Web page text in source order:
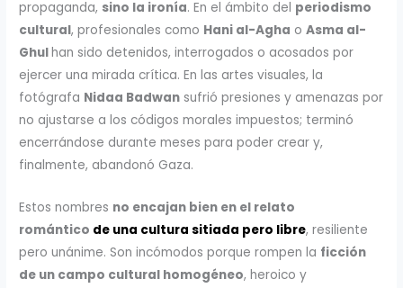
propaganda, sino la ironía. En el ámbito del periodismo
cultural, profesionales como Hani al-Agha oAsma al-
Ghulhan sido detenidos, interrogados o acosados por
ejercer una mirada crítica. En las artes visuales, la
fotógrafa Nidaa Badwan sufrió presiones y amenazas por
no ajustarse a los códigos morales impuestos; terminó
encerrándose durante meses para poder crear y,
finalmente, abandonó Gaza.
Estos nombres no encajan bien en el relato
romántico de una cultura sitiada pero libre, resiliente
pero unánime. Son incómodos porque rompen la ficción
de un campo cultural homogéneo, heroico y